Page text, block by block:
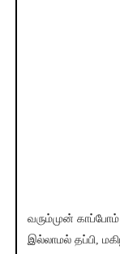
வரும்முன்
இல்லாமல் தப்பி,